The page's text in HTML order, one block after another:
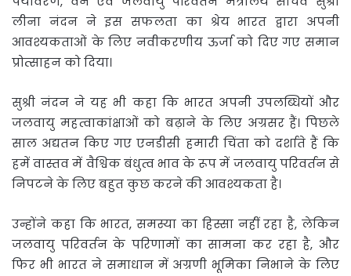
लीना नंदन ने इस सफलता का श्रेय भारत द्वारा अपनी
आवश्यकताओं के लिए नवीकरणीय ऊर्जा को दिए गए समान
प्रोत्साहन को दिया।
सुश्री नंदन ने यह भी कहा कि भारत अपनी उपलब्धियों और
जलवायु महत्वाकांक्षाओं को बढ़ाने के लिए अग्रसर हैं। पिछले
साल अद्यतन किए गए एनडीसी हमारी चिंता को दर्शाते हैं कि
हमें वास्तव में वैश्विक बंधुत्व भाव के रूप में जलवायु परिवर्तन से
निपटने के लिए बहुत कुछ करने की आवश्यकता है।
उन्होंने कहा कि भारत, समस्या का हिस्सा नहीं रहा है, लेकिन
जलवायु परिवर्तन के परिणामों का सामना कर रहा है, और
फिर भी भारत ने समाधान में अग्रणी भूमिका निभाने के लिए